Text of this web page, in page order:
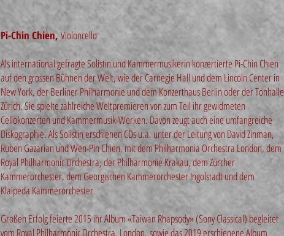
Pi-Chin Chien, Violoncello
Als international gefragte Solistin und Kammermusikerin konzertierte Pi-Chin Chien
auf den grossen Bühnen der Welt, wie der Carnegie Hall und dem Lincoln Center in
New York, der Berliner Philharmonie und dem Konzerthaus Berlin oder der Tonhalle
Zürich. Sie spielte zahlreiche Weltpremieren von zum Teil ihr gewidmeten
Cellokonzerten und Kammermusik-Werken. Davon zeugt auch eine umfangreiche
Diskographie. Als Solistin erschienen CDs u.a. unter der Leitung von David Zinman,
Ruben Gazarian und Wen-Pin Chien, mit dem Philharmonia Orchestra London, dem
Royal Philharmonic Orchestra, der Philharmonie Krakau, dem Zürcher
Kammerorchester, dem Georgischen Kammerorchester Ingolstadt und dem
Klaipeda Kammerorchester.
Großen Erfolg feierte 2015 ihr Album «Taiwan Rhapsody» (Sony Classical) begleitet
vom Royal Philharmonic Orchestra, London, sowie das 2019 erschienene Album